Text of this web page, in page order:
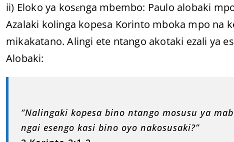
ii) Eloko ya kosɛnga mbembo: Paulo alobaki
Azalaki kolinga kopesa Korinto mboka mpo na
mikakatano. Alingi ete ntango akotaki ezali ya
Alobaki:
“Nalingaki kopesa bino ntango mosusu ya
ngai esengo kasi bino oyo nakosusaki?”